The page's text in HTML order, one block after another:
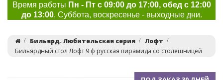
Время работы Пн - Пт с 09:00 до 17:00, обед с 12:00
до 13:00, Суббота, воскресенье - выходные дни.
Бильярд. Любительская серия
Лофт
Бильярдный стол Лофт 9 ф русская пирамида со столешницей